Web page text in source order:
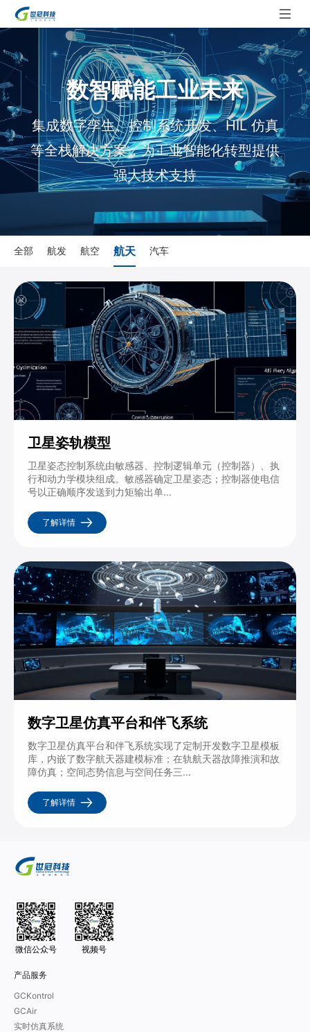
数智赋能工业未来
集成数字孪生、控制系统开发、HIL 仿真
等全栈解决方案，为工业智能化转型提供
强大技术支持
全部 航发 航空 航天 汽车
卫星姿轨模型
卫星姿态控制系统由敏感器、控制逻辑单元（控制器）、执
行和动力学模块组成。敏感器确定卫星姿态；控制器使电信
号以正确顺序发送到力矩输出单...
了解详情
数字卫星仿真平台和伴飞系统
数字卫星仿真平台和伴飞系统实现了定制开发数字卫星模板
库，内嵌了数字航天器建模标准；在轨航天器故障推演和故
障仿真；空间态势信息与空间任务三...
了解详情
微信公众号 视频号
产品服务
GCKontrol
GCAir
实时仿真系统